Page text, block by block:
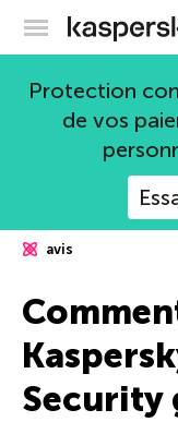
Protection
de vos
avis
Security